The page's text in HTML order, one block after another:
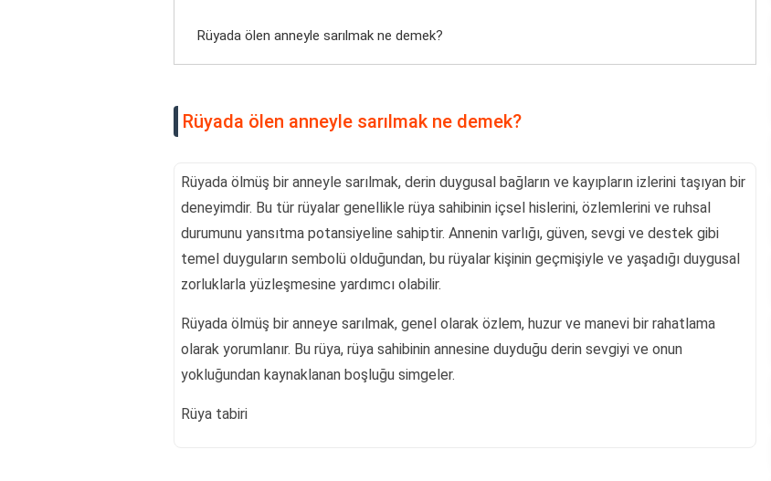
Rüyada ölen anneyle sarılmak ne demek?
Rüyada ölen anneyle sarılmak ne demek?
Rüyada ölmüş bir anneyle sarılmak, derin duygusal bağların ve kayıpların izlerini taşıyan bir
deneyimdir. Bu tür rüyalar genellikle rüya sahibinin içsel hislerini, özlemlerini ve ruhsal
durumunu yansıtma potansiyeline sahiptir. Annenin varlığı, güven, sevgi ve destek gibi
temel duyguların sembolü olduğundan, bu rüyalar kişinin geçmişiyle ve yaşadığı duygusal
zorluklarla yüzleşmesine yardımcı olabilir.
Rüyada ölmüş bir anneye sarılmak, genel olarak özlem, huzur ve manevi bir rahatlama
olarak yorumlanır. Bu rüya, rüya sahibinin annesine duyduğu derin sevgiyi ve onun
yokluğundan kaynaklanan boşluğu simgeler.
Rüya tabiri